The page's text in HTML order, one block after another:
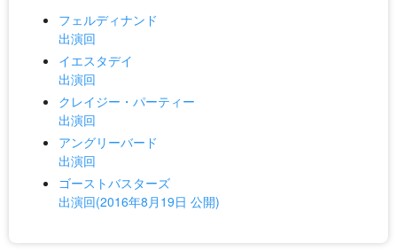
フェルディナンド
出演回
イエスタデイ
出演回
クレイジー・パーティー
出演回
アングリーバード
出演回
ゴーストバスターズ
出演回(2016年8月19日 公開)